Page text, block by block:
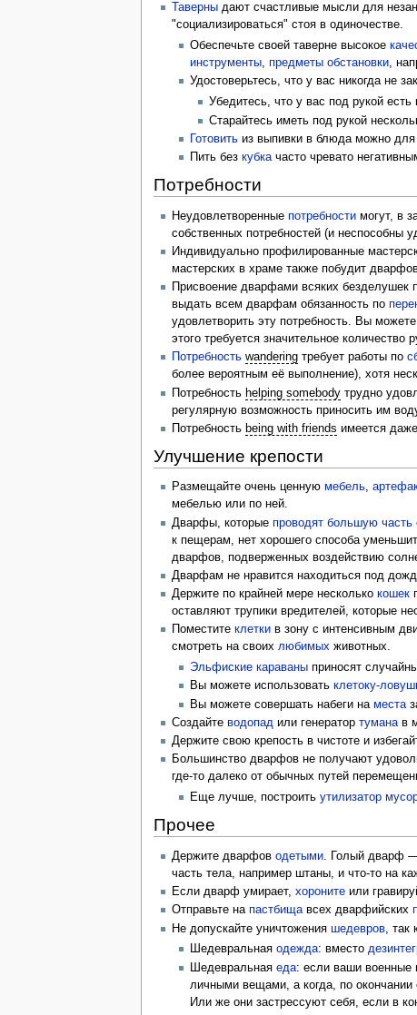
Таверныдают счастливые мысли для
"социализироваться" стоя в одиночестве.
Обеспечьте своей таверне высокое
инструменты,предметы обстановки,
Удостоверьтесь, что у вас никогда не
Убедитесь, что у вас под рукой
Старайтесь иметь под рукой
Готовить из выпивки в блюда можно
Пить безкубкачасто чревато
Потребности
Неудовлетворенные потребностимогут, в
собственных потребностей (и неспособны
Индивидуально профилированные
мастерских в храме также побудит
Присвоение дварфами всяких безделушек
выдать всем дварфам обязанность по
удовлетворить эту потребность. Вы
этого требуется значительное количество
Потребность wanderingтребует работы по
более вероятным её выполнение), хотя
Потребность helping somebodyтрудно
регулярную возможность приносить им
Потребность being with friends имеется
Улучшение крепости
Размещайте очень ценную мебель,
мебелью или по ней.
Дварфы, которые проводят большую часть
к пещерам, нет хорошего способа
дварфов, подверженных воздействию
Дварфам не нравится находиться под
Держите по крайней мере несколько кошек
оставляют трупики вредителей, которые
Поместите клеткив зону с интенсивным
смотреть на своих любимыхживотных.
Эльфиские караваны приносят
Вы можете использоватьклетоку-
Вы можете совершать набеги наместа
Создайте водопадили генератор туманав
Держите свою крепость в чистоте и
Большинство дварфов не получают
где-то далеко от обычных путей
Еще лучше, построитьутилизатор
Прочее
Держите дварфов одетыми. Голый дварф —
часть тела, например штаны, и что-то на
Если дварф умирает, хоронитеили
Отправьте на пастбищавсех дварфийских
Не допускайте уничтожения шедевров, так
Шедевральнаяодежда: вместо
Шедевральнаяеда: если ваши военные
личными вещами, а когда, по
Или же они застрессуют себя, если в